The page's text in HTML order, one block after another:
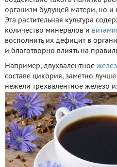
организм будущей матери, но и
Эта растительная культура
количество минералов и
восполнить их дефицит в
и благотворно влиять на
Например, двухвалентное
составе цикория, заметно
нежели трехвалентное железо